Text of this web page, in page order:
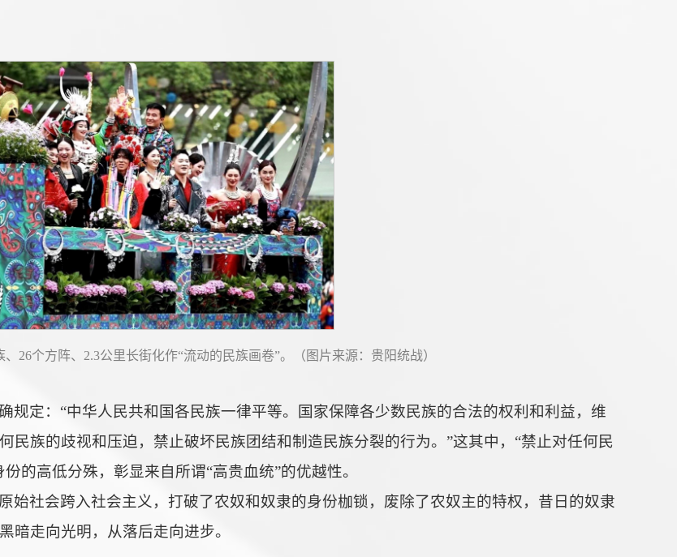
26个方阵、2.3公里长街化作“流动的民族画卷”。（图片来源：贵阳统战）
规定：“中华人民共和国各民族一律平等。国家保障各少数民族的合法的权利和利益，维
民族的歧视和压迫，禁止破坏民族团结和制造民族分裂的行为。”这其中，“禁止对任何民
的高低分殊，彰显来自所谓“高贵血统”的优越性。
始社会跨入社会主义，打破了农奴和奴隶的身份枷锁，废除了农奴主的特权，昔日的奴隶
暗走向光明，从落后走向进步。